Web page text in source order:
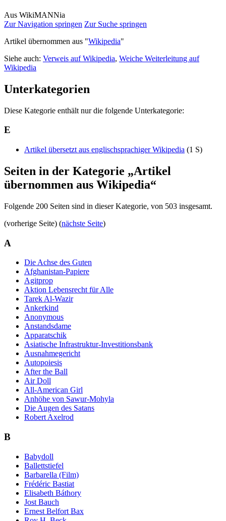
Aus WikiMANNia
Zur Navigation springen Zur Suche springen
Artikel übernommen aus "Wikipedia"
Siehe auch: Verweis auf Wikipedia, Weiche Weiterleitung auf
Wikipedia
Unterkategorien
Diese Kategorie enthält nur die folgende Unterkategorie:
E
Artikel übersetzt aus englischsprachiger Wikipedia (1 S)
Seiten in der Kategorie „Artikel
übernommen aus Wikipedia“
Folgende 200 Seiten sind in dieser Kategorie, von 503 insgesamt.
(vorherige Seite) (nächste Seite)
A
Die Achse des Guten
Afghanistan-Papiere
Agitprop
Aktion Lebensrecht für Alle
Tarek Al-Wazir
Ankerkind
Anonymous
Anstandsdame
Apparatschik
Asiatische Infrastruktur-Investitionsbank
Ausnahmegericht
Autopoiesis
After the Ball
Air Doll
All-American Girl
Anhöhe von Sawur-Mohyla
Die Augen des Satans
Robert Axelrod
B
Babydoll
Ballettstiefel
Barbarella (Film)
Frédéric Bastiat
Elisabeth Báthory
Jost Bauch
Ernest Belfort Bax